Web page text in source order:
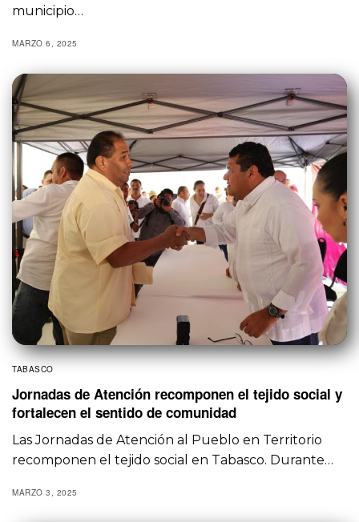
municipio…
MARZO 6, 2025
TABASCO
Jornadas de Atención recomponen el tejido social y
fortalecen el sentido de comunidad
Las Jornadas de Atención al Pueblo en Territorio
recomponen el tejido social en Tabasco. Durante…
MARZO 3, 2025